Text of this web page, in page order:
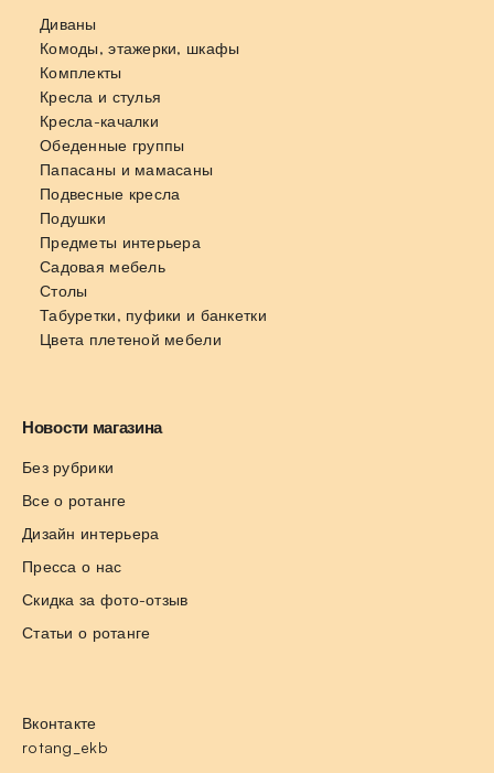
Диваны
Комоды, этажерки, шкафы
Комплекты
Кресла и стулья
Кресла-качалки
Обеденные группы
Папасаны и мамасаны
Подвесные кресла
Подушки
Предметы интерьера
Садовая мебель
Столы
Табуретки, пуфики и банкетки
Цвета плетеной мебели
Новости магазина
Без рубрики
Все о ротанге
Дизайн интерьера
Пресса о нас
Скидка за фото-отзыв
Статьи о ротанге
Вконтакте
rotang_ekb